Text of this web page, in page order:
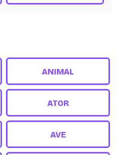
ANIMAL
ATOR
AVE